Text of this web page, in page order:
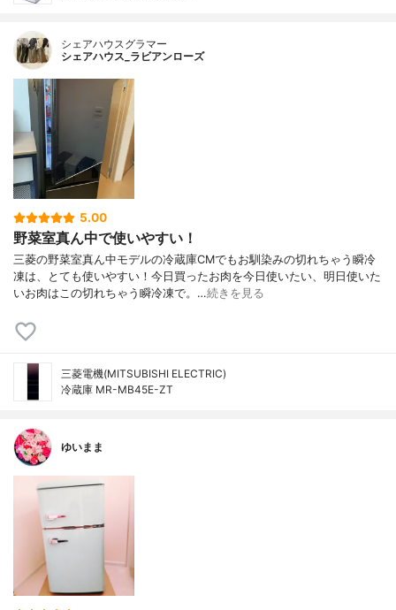
シェアハウスグラマー
シェアハウス_ラビアンローズ
5.00
野菜室真ん中で使いやすい！
三菱の野菜室真ん中モデルの冷蔵庫CMでもお馴染みの切れちゃう瞬冷
凍は、とても使いやすい！今日買ったお肉を今日使いたい、明日使いた
いお肉はこの切れちゃう瞬冷凍で。…続きを見る
三菱電機(MITSUBISHI ELECTRIC)
冷蔵庫 MR-MB45E-ZT
ゆいまま